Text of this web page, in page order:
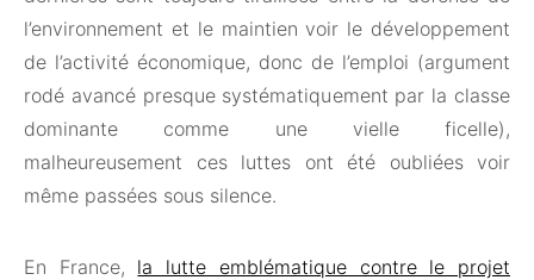
l’environnement et le maintien voir le développement
de l’activité économique, donc de l’emploi (argument
rodé avancé presque systématiquement par la classe
dominante comme une vielle ficelle),
malheureusement ces luttes ont été oubliées voir
même passées sous silence.
En France, la lutte emblématique contre le projet